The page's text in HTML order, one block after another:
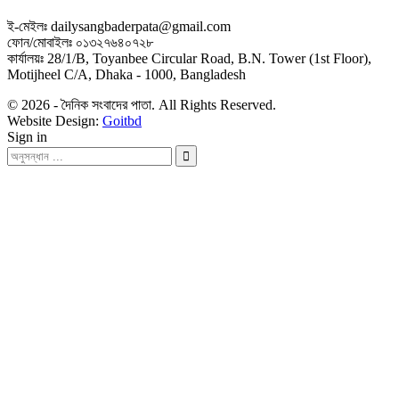
ই-মেইলঃ dailysangbaderpata@gmail.com
ফোন/মোবাইলঃ ০১৩২৭৬৪০৭২৮
কার্যালয়ঃ 28/1/B, Toyanbee Circular Road, B.N. Tower (1st Floor),
Motijheel C/A, Dhaka - 1000, Bangladesh
© 2026 - দৈনিক সংবাদের পাতা. All Rights Reserved.
Website Design: Goitbd
Sign in